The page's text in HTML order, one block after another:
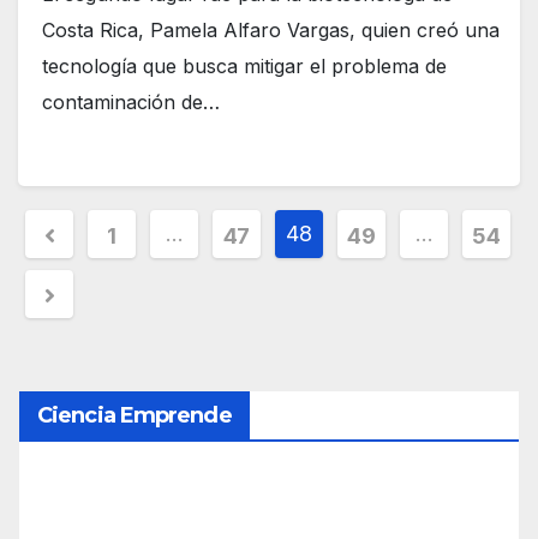
Costa Rica, Pamela Alfaro Vargas, quien creó una
tecnología que busca mitigar el problema de
contaminación de…
g
i
n
1 … 47 48 49 … 54
Ciencia Emprende